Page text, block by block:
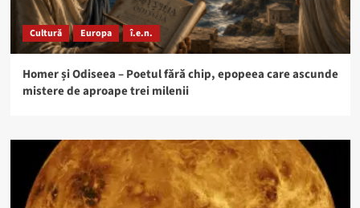
Cultură Europa î.e.n.
Homer și Odiseea – Poetul fără chip, epopeea care ascunde
mistere de aproape trei milenii